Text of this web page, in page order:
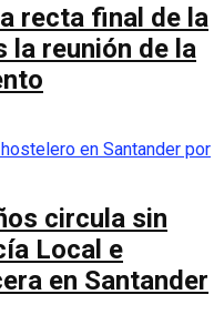
recta final de la
la reunión de la
circula sin
Local e
en Santander